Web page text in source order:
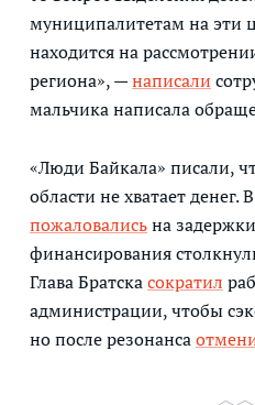
муниципалитетам на эти
находится на
региона», —написали
мальчика написала
«Люди Байкала» писали,
области не хватает
пожаловалисьна
финансирования
Глава Братскасократил
администрации, чтобы
но после резонанса